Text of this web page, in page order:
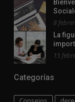
8
La
15
Categorías